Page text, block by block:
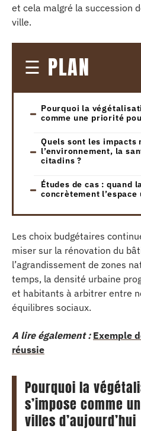
et cela malgré la succession
ville.
PLAN
Pourquoi la
comme une priorité
Quels sont les impacts
l’environnement, la
citadins ?
Études de cas : quand
concrètement l’espace
Les choix budgétaires
miser sur la rénovation du
l’agrandissement de zones
temps, la densité urbaine
et habitants à arbitrer entre
équilibres sociaux.
A lire également : Exemple
réussie
Pourquoi la
s’impose comme
villes d’aujourd’hui